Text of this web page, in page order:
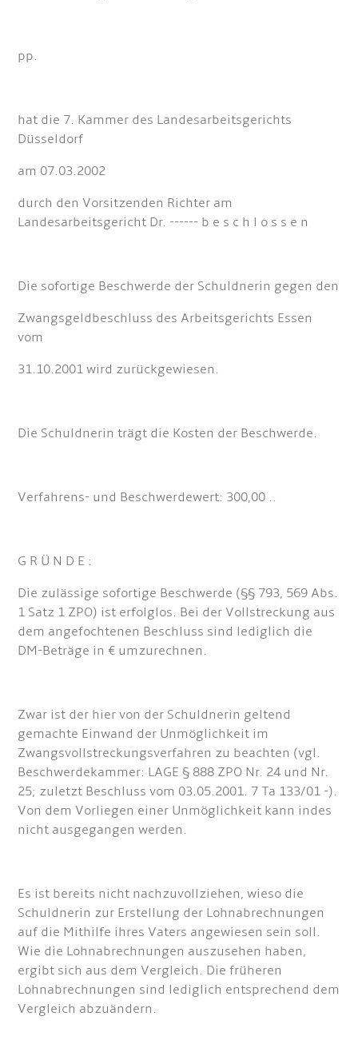
pp.
hat die 7. Kammer des Landesarbeitsgerichts
Düsseldorf
am 07.03.2002
durch den Vorsitzenden Richter am
Landesarbeitsgericht Dr. ------ b e s c h l o s s e n
Die sofortige Beschwerde der Schuldnerin gegen den
Zwangsgeldbeschluss des Arbeitsgerichts Essen
vom
31.10.2001 wird zurückgewiesen.
Die Schuldnerin trägt die Kosten der Beschwerde.
Verfahrens- und Beschwerdewert: 300,00 ..
G R Ü N D E :
Die zulässige sofortige Beschwerde (§§ 793, 569 Abs.
1 Satz 1 ZPO) ist erfolglos. Bei der Vollstreckung aus
dem angefochtenen Beschluss sind lediglich die
DM-Beträge in € umzurechnen.
Zwar ist der hier von der Schuldnerin geltend
gemachte Einwand der Unmöglichkeit im
Zwangsvollstreckungsverfahren zu beachten (vgl.
Beschwerdekammer: LAGE § 888 ZPO Nr. 24 und Nr.
25; zuletzt Beschluss vom 03.05.2001. 7 Ta 133/01 -).
Von dem Vorliegen einer Unmöglichkeit kann indes
nicht ausgegangen werden.
Es ist bereits nicht nachzuvollziehen, wieso die
Schuldnerin zur Erstellung der Lohnabrechnungen
auf die Mithilfe ihres Vaters angewiesen sein soll.
Wie die Lohnabrechnungen auszusehen haben,
ergibt sich aus dem Vergleich. Die früheren
Lohnabrechnungen sind lediglich entsprechend dem
Vergleich abzuändern.